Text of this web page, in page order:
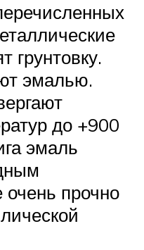
грунтовку.
эмалью.
до +900
эмаль
очень прочно